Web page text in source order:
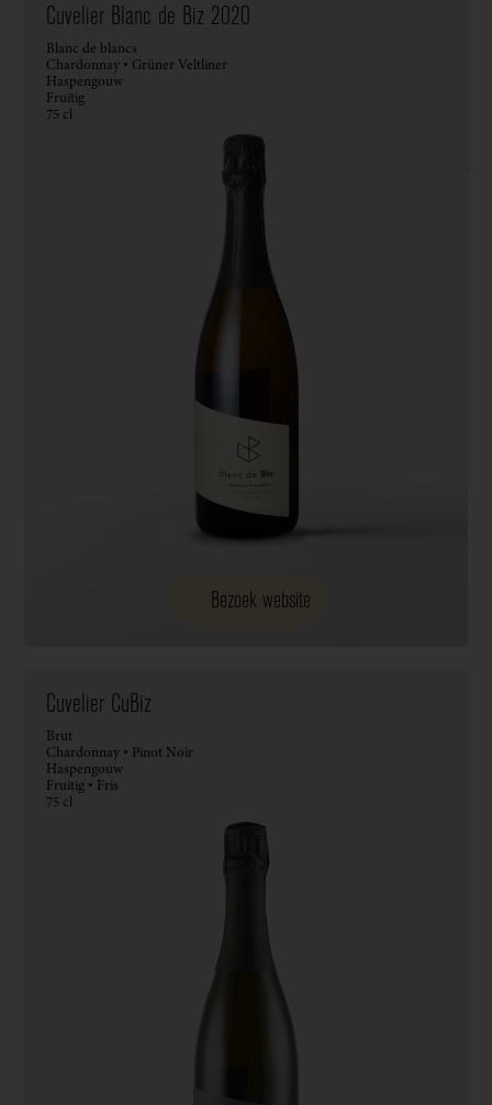
Cuvelier Blanc de Biz 2020
Blanc de blancs
Chardonnay • Grüner Veltliner
Haspengouw
Fruitig
75 cl
Bezoek website
Cuvelier CuBiz
Brut
Chardonnay • Pinot Noir
Haspengouw
Fruitig • Fris
75 cl